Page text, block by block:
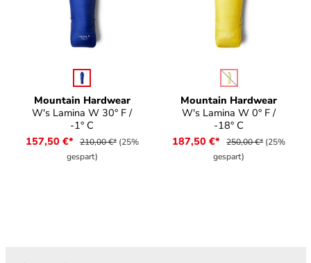
Mountain Hardwear
W's Lamina W 30° F /
-1° C
auswählen
157,50 €* 210,00 €* (25%
gespart)
Mountain Hardwear
W's Lamina W 0° F /
-18° C
auswählen
(Diese Option ist
187,50 €* 250,00 €* (25%
gespart)